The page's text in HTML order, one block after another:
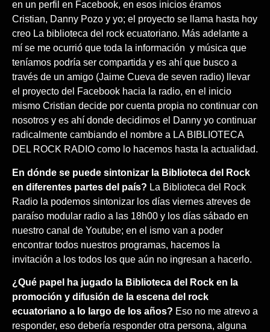
en un perfil en Facebook, en esos inicios éramos
Cristian, Danny Pozo y yo; el proyecto se llama hasta hoy
creo La biblioteca del rock ecuatoriano. Más adelante a
mí se me ocurrió que toda la información y música que
teníamos podría ser compartida y es ahí que busco a
través de un amigo (Jaime Cueva de seven radio) llevar
el proyecto del Facebook hacia la radio, en el inicio
mismo Cristian decide por cuenta propia no continuar con
nosotros y es ahí donde decidimos el Danny yo continuar
radicalmente cambiando el nombre a LA BIBLIOTECA
DEL ROCK RADIO como lo hacemos hasta la actualidad.
En dónde se puede sintonizar la Biblioteca del Rock
en diferentes partes del país? La Biblioteca del Rock
Radio la podemos sintonizar los días viernes atreves de
paraíso modular radio a las 18h00 y los días sábado en
nuestro canal de Youtube; en el ismo van a poder
encontrar todos nuestros programas, hacemos la
invitación a los todos los que aún no ingresan a hacerlo.
¿Qué papel ha jugado la Biblioteca del Rock en la
promoción y difusión de la escena del rock
ecuatoriano a lo largo de los años? Eso no me atrevo a
responder, eso debería responder otra persona, alguna